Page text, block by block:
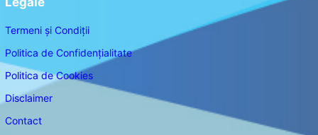
Termeni și Condiții
Politica de Confidențialitate
Politica de Cookies
Disclaimer
Contact